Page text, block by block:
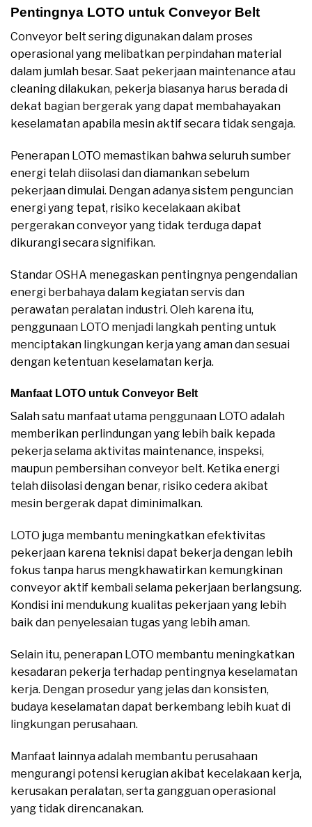
Pentingnya LOTO untuk Conveyor Belt
Conveyor belt sering digunakan dalam proses
operasional yang melibatkan perpindahan material
dalam jumlah besar. Saat pekerjaan maintenance atau
cleaning dilakukan, pekerja biasanya harus berada di
dekat bagian bergerak yang dapat membahayakan
keselamatan apabila mesin aktif secara tidak sengaja.
Penerapan LOTO memastikan bahwa seluruh sumber
energi telah diisolasi dan diamankan sebelum
pekerjaan dimulai. Dengan adanya sistem penguncian
energi yang tepat, risiko kecelakaan akibat
pergerakan conveyor yang tidak terduga dapat
dikurangi secara signifikan.
Standar OSHA menegaskan pentingnya pengendalian
energi berbahaya dalam kegiatan servis dan
perawatan peralatan industri. Oleh karena itu,
penggunaan LOTO menjadi langkah penting untuk
menciptakan lingkungan kerja yang aman dan sesuai
dengan ketentuan keselamatan kerja.
Manfaat LOTO untuk Conveyor Belt
Salah satu manfaat utama penggunaan LOTO adalah
memberikan perlindungan yang lebih baik kepada
pekerja selama aktivitas maintenance, inspeksi,
maupun pembersihan conveyor belt. Ketika energi
telah diisolasi dengan benar, risiko cedera akibat
mesin bergerak dapat diminimalkan.
LOTO juga membantu meningkatkan efektivitas
pekerjaan karena teknisi dapat bekerja dengan lebih
fokus tanpa harus mengkhawatirkan kemungkinan
conveyor aktif kembali selama pekerjaan berlangsung.
Kondisi ini mendukung kualitas pekerjaan yang lebih
baik dan penyelesaian tugas yang lebih aman.
Selain itu, penerapan LOTO membantu meningkatkan
kesadaran pekerja terhadap pentingnya keselamatan
kerja. Dengan prosedur yang jelas dan konsisten,
budaya keselamatan dapat berkembang lebih kuat di
lingkungan perusahaan.
Manfaat lainnya adalah membantu perusahaan
mengurangi potensi kerugian akibat kecelakaan kerja,
kerusakan peralatan, serta gangguan operasional
yang tidak direncanakan.